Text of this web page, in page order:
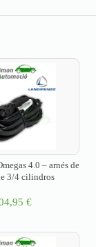
4.0 – arnés de
3/4 cilindros
€